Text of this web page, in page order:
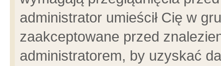
administrator umieścił Cię w
zaakceptowane przed
administratorem, by uzyskać